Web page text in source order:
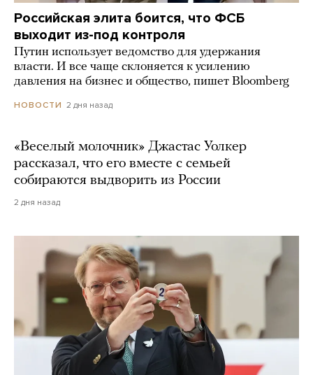
Российская элита боится, что ФСБ
выходит из-под контроля
Путин использует ведомство для удержания
власти. И все чаще склоняется к усилению
давления на бизнес и общество, пишет Bloomberg
НОВОСТИ 2 дня назад
«Веселый молочник» Джастас Уолкер
рассказал, что его вместе с семьей
собираются выдворить из России
2 дня назад